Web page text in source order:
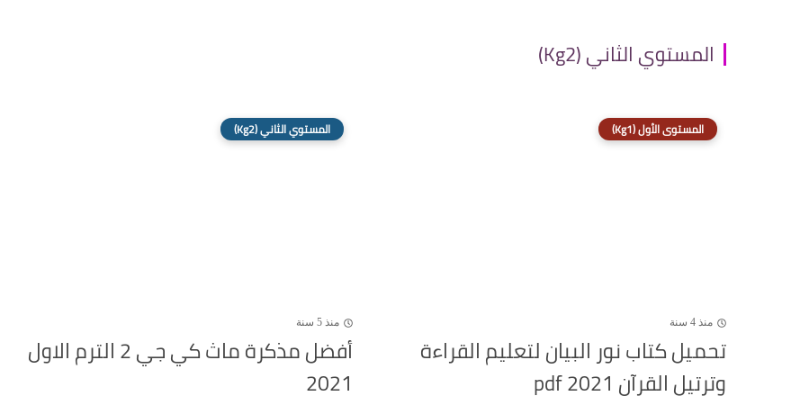
المستوي الثاني (Kg2)
المستوى الأول (Kg1)
منذ 4 سنة
تحميل كتاب نور البيان لتعليم القراءة
وترتيل القرآن 2021 pdf
المستوي الثاني (Kg2)
منذ 5 سنة
أفضل مذكرة ماث كي جي 2 الترم الاول
2021